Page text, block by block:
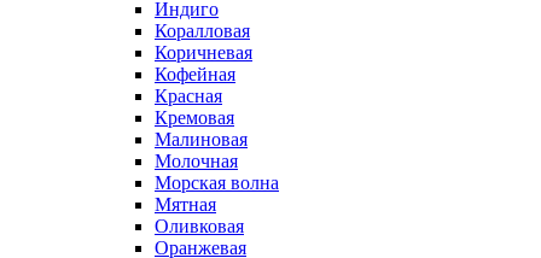
Индиго
Коралловая
Коричневая
Кофейная
Красная
Кремовая
Малиновая
Молочная
Морская волна
Мятная
Оливковая
Оранжевая